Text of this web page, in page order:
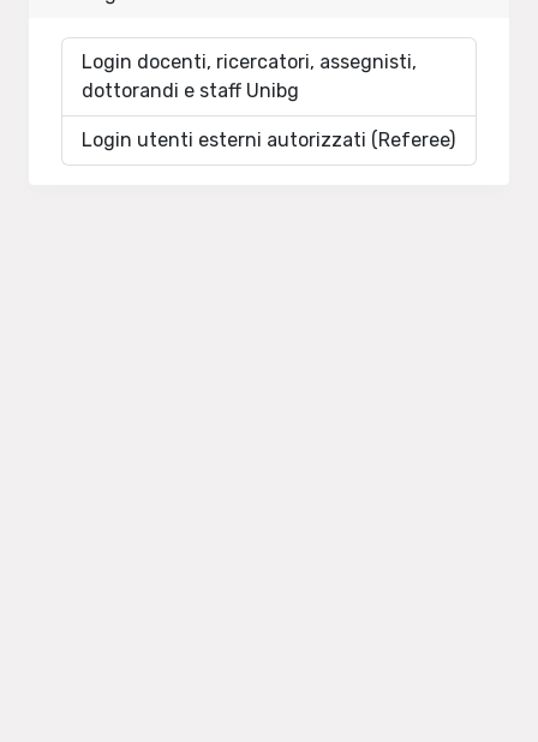
Login docenti, ricercatori, assegnisti,
dottorandi e staff Unibg
Login utenti esterni autorizzati (Referee)